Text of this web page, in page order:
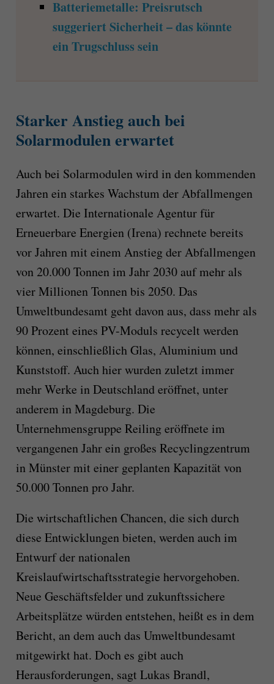
Batteriemetalle: Preisrutsch
suggeriert Sicherheit – das könnte
ein Trugschluss sein
Starker Anstieg auch bei
Solarmodulen erwartet
Auch bei Solarmodulen wird in den kommenden
Jahren ein starkes Wachstum der Abfallmengen
erwartet. Die Internationale Agentur für
Erneuerbare Energien (Irena) rechnete bereits
vor Jahren mit einem Anstieg der Abfallmengen
von 20.000 Tonnen im Jahr 2030 auf mehr als
vier Millionen Tonnen bis 2050. Das
Umweltbundesamt geht davon aus, dass mehr als
90 Prozent eines PV-Moduls recycelt werden
können, einschließlich Glas, Aluminium und
Kunststoff. Auch hier wurden zuletzt immer
mehr Werke in Deutschland eröffnet, unter
anderem in Magdeburg. Die
Unternehmensgruppe Reiling eröffnete im
vergangenen Jahr ein großes Recyclingzentrum
in Münster mit einer geplanten Kapazität von
50.000 Tonnen pro Jahr.
Die wirtschaftlichen Chancen, die sich durch
diese Entwicklungen bieten, werden auch im
Entwurf der nationalen
Kreislaufwirtschaftsstrategie hervorgehoben.
Neue Geschäftsfelder und zukunftssichere
Arbeitsplätze würden entstehen, heißt es in dem
Bericht, an dem auch das Umweltbundesamt
mitgewirkt hat. Doch es gibt auch
Herausforderungen, sagt Lukas Brandl,